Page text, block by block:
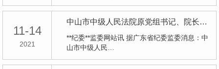
11-14
2021
中山市中级人民法院原党组书记、院长潘墀接受审查调查
**纪委**监委网站讯 据广东省纪委监委消息：中
山市中级人民…